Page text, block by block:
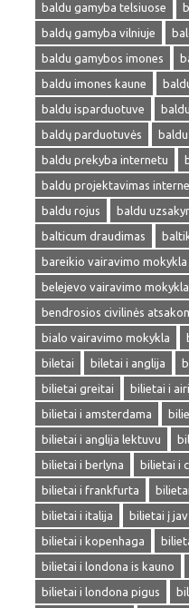
baldu gamyba telsiuose
baldų gamyba vilniuje
baldu gamybos imones
baldu imones kaune
baldu isparduotuve
baldų parduotuvės
baldu prekyba internetu
baldu projektavimas
baldu rojus
baldu
balticum draudimas
bareikio vairavimo mokykla
belejevo vairavimo mokykla
bendrosios civilinės
bialo vairavimo mokykla
biletai
biletai i anglija
bilietai greitai
bilietai i
bilietai i amsterdama
bilietai i anglija lektuvu
bilietai i berlyna
bilietai i
bilietai i frankfurta
bilietai i italija
bilietai į jav
bilietai i kopenhaga
bilietai i londona is kauno
bilietai i londona pigus